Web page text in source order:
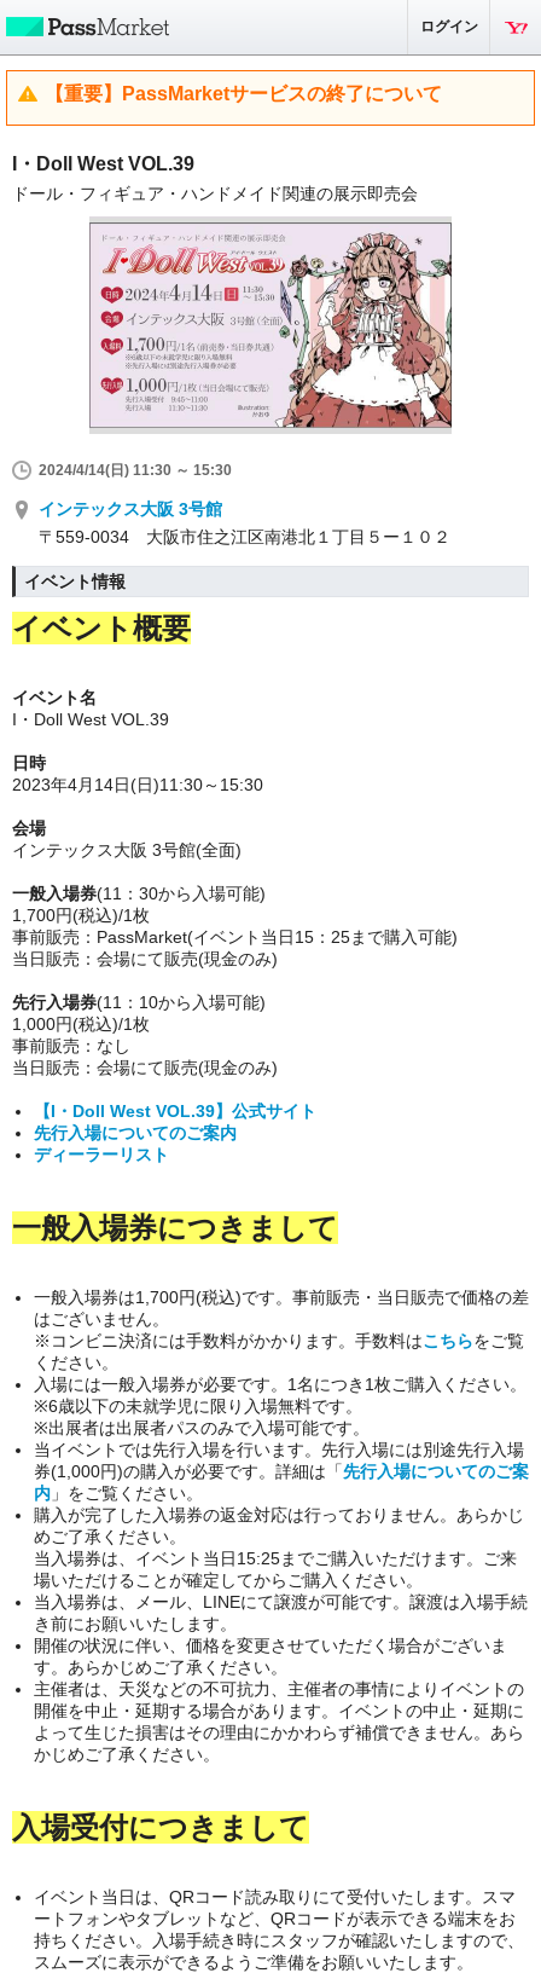
ログイン
【重要】PassMarketサービスの終了について
I・Doll West VOL.39
ドール・フィギュア・ハンドメイド関連の展示即売会
2024/4/14(日) 11:30 ～ 15:30
インテックス大阪 3号館
〒559-0034 大阪市住之江区南港北１丁目５ー１０２
イベント情報
イベント概要
イベント名
I・Doll West VOL.39
日時
2023年4月14日(日)11:30～15:30
会場
インテックス大阪 3号館(全面)
一般入場券(11：30から入場可能)
1,700円(税込)/1枚
事前販売：PassMarket(イベント当日15：25まで購入可能)
当日販売：会場にて販売(現金のみ)
先行入場券(11：10から入場可能)
1,000円(税込)/1枚
事前販売：なし
当日販売：会場にて販売(現金のみ)
【I・Doll West VOL.39】公式サイト
先行入場についてのご案内
ディーラーリスト
一般入場券につきまして
一般入場券は1,700円(税込)です。事前販売・当日販売で価格の差
はございません。
※コンビニ決済には手数料がかかります。手数料はこちらをご覧
ください。
入場には一般入場券が必要です。1名につき1枚ご購入ください。
※6歳以下の未就学児に限り入場無料です。
※出展者は出展者パスのみで入場可能です。
当イベントでは先行入場を行います。先行入場には別途先行入場
券(1,000円)の購入が必要です。詳細は「先行入場についてのご案
内 」をご覧ください。
購入が完了した入場券の返金対応は行っておりません。あらかじ
めご了承ください。
当入場券は、イベント当日15:25までご購入いただけます。ご来
場いただけることが確定してからご購入ください。
当入場券は、メール、LINEにて譲渡が可能です。譲渡は入場手続
き前にお願いいたします。
開催の状況に伴い、価格を変更させていただく場合がございま
す。あらかじめご了承ください。
主催者は、天災などの不可抗力、主催者の事情によりイベントの
開催を中止・延期する場合があります。イベントの中止・延期に
よって生じた損害はその理由にかかわらず補償できません。あら
かじめご了承ください。
入場受付につきまして
イベント当日は、QRコード読み取りにて受付いたします。スマ
ートフォンやタブレットなど、QRコードが表示できる端末をお
持ちください。入場手続き時にスタッフが確認いたしますので、
スムーズに表示ができるようご準備をお願いいたします。